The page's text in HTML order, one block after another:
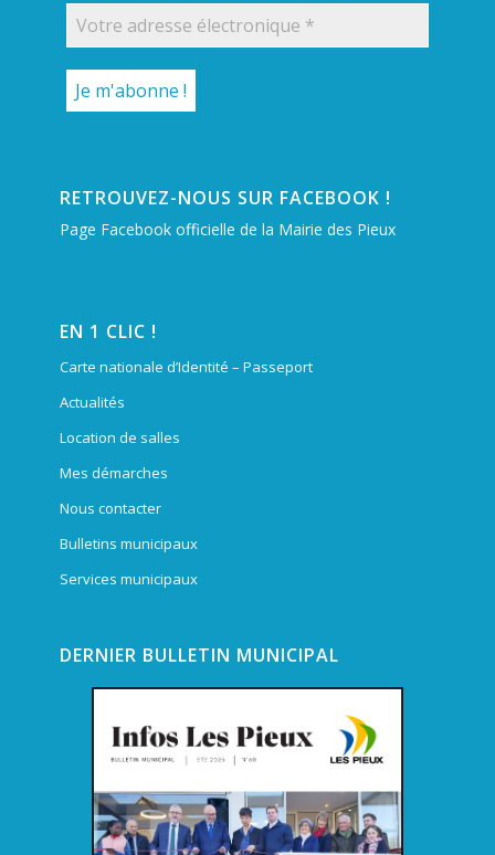
RETROUVEZ-NOUS SUR FACEBOOK !
Page Facebook officielle de la Mairie des Pieux
EN 1 CLIC !
Carte nationale d’Identité – Passeport
Actualités
Location de salles
Mes démarches
Nous contacter
Bulletins municipaux
Services municipaux
DERNIER BULLETIN MUNICIPAL